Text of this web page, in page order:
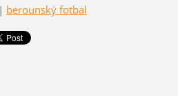
| berounský fotbal